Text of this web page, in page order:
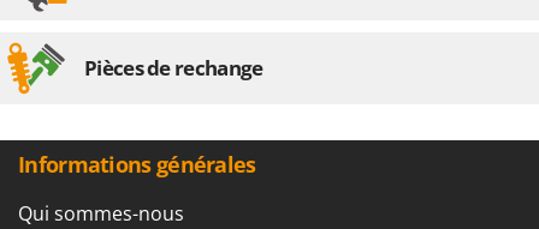
Pièces de rechange
Informations générales
Qui sommes-nous